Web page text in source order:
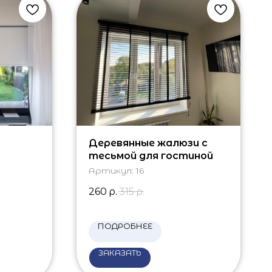
Деревянные жалюзи с
тесьмой для гостиной
Артикул: 16
260 р. 315 р.
ПОДРОБНЕЕ
ЗАКАЗАТЬ